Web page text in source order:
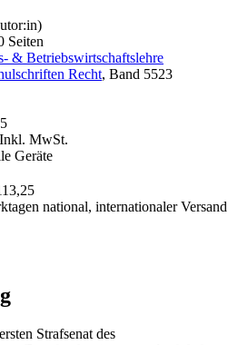
Seiten
& Betriebswirtschaftslehre
Recht, Band 5523
MwSt.
Geräte
national, internationaler Versand
Strafsenat des